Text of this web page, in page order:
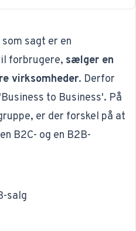
sagt er en
forbrugere, sælger en
virksomheder. Derfor
to Business'. På
er der forskel på at
B2C- og en B2B-
salg